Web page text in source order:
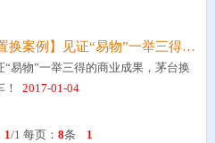
置换案例】见证“易物”一举三得…
“易物”一举三得的商业成果，茅台换
！
2017-01-04
1/1 每页： 8条 1